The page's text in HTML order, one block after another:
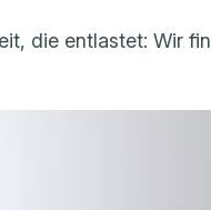
die entlastet: Wir